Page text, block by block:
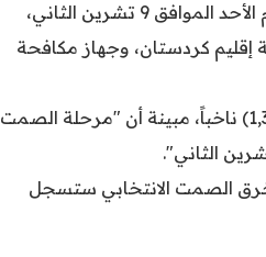
"التصويت الخاص للانتخابات سيبدأ عند الساعة السابعة صباحاً من يوم الأحد الموافق 9 تشرين الثاني،
إقليم كردستان، وجهاز مكافحة
وأضافت أن "عدد الناخبين المشمولين بالتصويت الخاص يبلغ (1,313,859) ناخباً، مبينة أن "مرحلة الصمت
الصمت الانتخابي ستسجل